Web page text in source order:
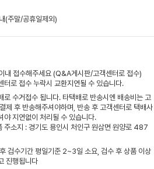
(주말/공휴일제외)
내 접수해주세요 (Q&A게시판/고객센터로 접수)
로 접수 누락시 교환지연될 수 있습니다.
로 수거접수 됩니다. 타택배로 반송시엔 배송비는 고
제 후 반송해주셔야하며, 반송 후 고객센터로 택배사
야 지연없이 처리될 수 있습니다.
주소지 : 경기도 용인시 처인구 원삼면 원양로 487
검수기간 평일기준 2~3일 소요, 검수 후 상품 이상
진행됩니다